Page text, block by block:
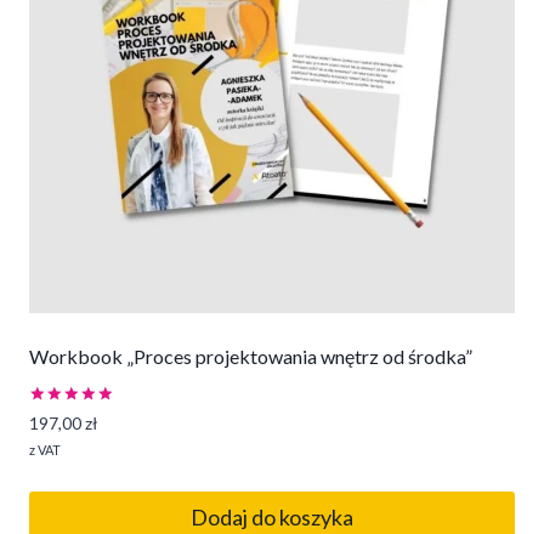
Workbook „Proces projektowania wnętrz od środka”
Oceniono
5.00
na 5
197,00zł
z VAT
Dodaj do koszyka